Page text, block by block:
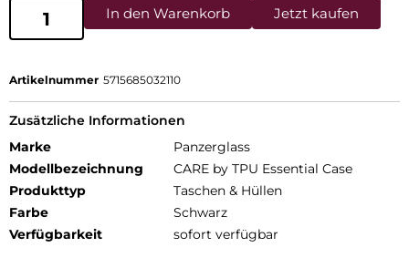
In den Warenkorb Jetzt kaufen
Artikelnummer 5715685032110
Zusätzliche Informationen
Marke
Panzerglass
Modellbezeichnung
CARE by TPU Essential Case
Produkttyp
Taschen & Hüllen
Farbe
Schwarz
Verfügbarkeit
sofort verfügbar